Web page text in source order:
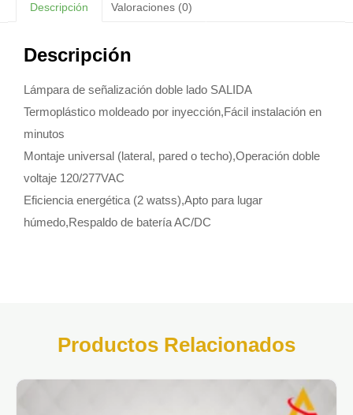
Descripción Valoraciones (0)
Descripción
Lámpara de señalización doble lado SALIDA
Termoplástico moldeado por inyección,Fácil instalación en
minutos
Montaje universal (lateral, pared o techo),Operación doble
voltaje 120/277VAC
Eficiencia energética (2 watss),Apto para lugar
húmedo,Respaldo de batería AC/DC
Productos Relacionados